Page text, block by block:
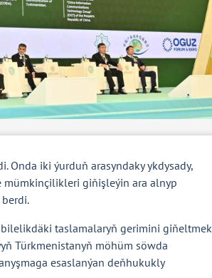
Onda iki ýurduň arasyndaky ykdysady,
mümkinçilikleri giňişleýin ara alnyp
bilelikdäki taslamalaryň gerimini giňeltmek
Türkmenistanyň möhüm söwda
esaslanýan deňhukukly